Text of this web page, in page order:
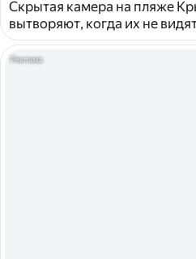
Скрытая камера на пляже
вытворяют, когда их не